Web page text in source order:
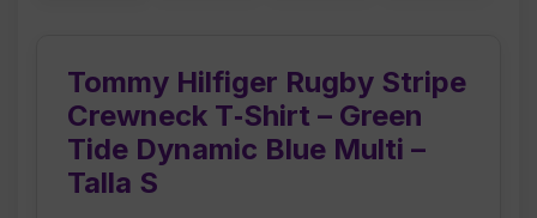
Tommy Hilfiger Rugby Stripe
Crewneck T‑Shirt – Green
Tide Dynamic Blue Multi –
Talla S